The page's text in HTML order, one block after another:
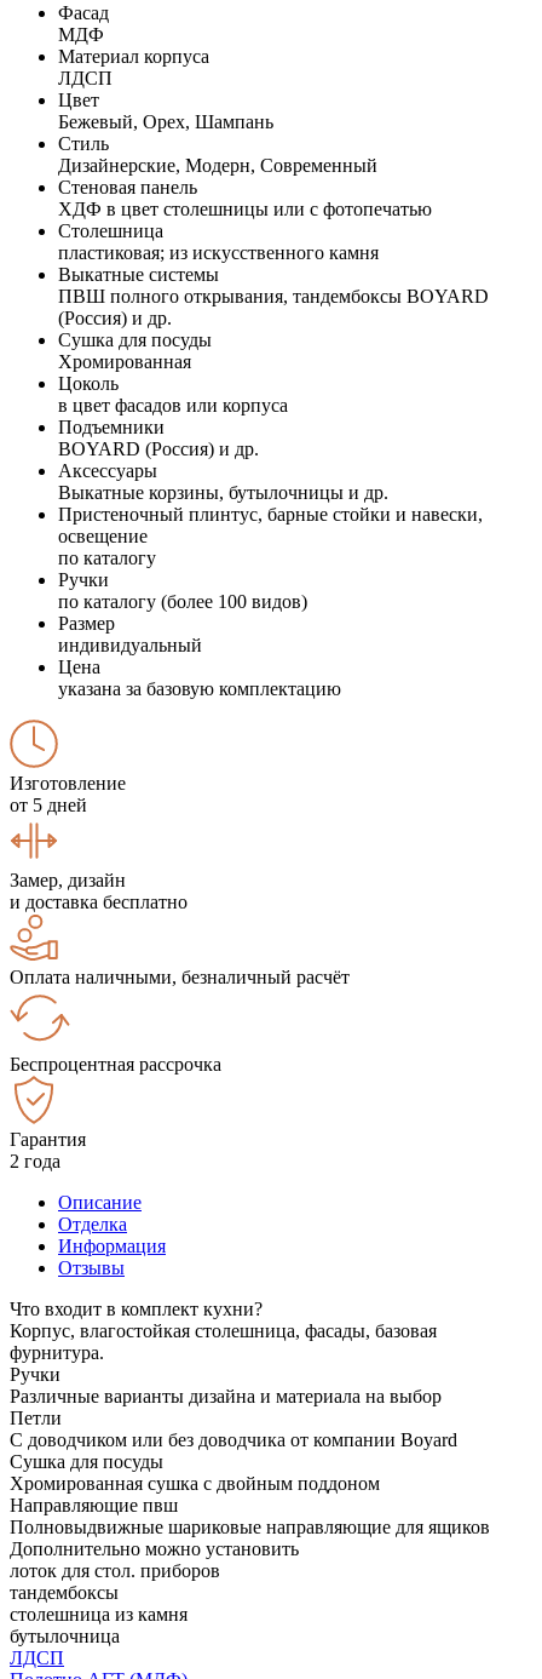
Фасад
МДФ
Материал корпуса
ЛДСП
Цвет
Бежевый, Орех, Шампань
Стиль
Дизайнерские, Модерн, Современный
Стеновая панель
ХДФ в цвет столешницы или с фотопечатью
Столешница
пластиковая; из искусственного камня
Выкатные системы
ПВШ полного открывания, тандембоксы BOYARD
(Россия) и др.
Сушка для посуды
Хромированная
Цоколь
в цвет фасадов или корпуса
Подъемники
BOYARD (Россия) и др.
Аксессуары
Выкатные корзины, бутылочницы и др.
Пристеночный плинтус, барные стойки и навески,
освещение
по каталогу
Ручки
по каталогу (более 100 видов)
Размер
индивидуальный
Цена
указана за базовую комплектацию
Изготовление
от 5 дней
Замер, дизайн
и доставка бесплатно
Оплата наличными, безналичный расчёт
Беспроцентная рассрочка
Гарантия
2 года
Описание
Отделка
Информация
Отзывы
Что входит в комплект кухни?
Корпус, влагостойкая столешница, фасады, базовая
фурнитура.
Ручки
Различные варианты дизайна и материала на выбор
Петли
С доводчиком или без доводчика от компании Boyard
Сушка для посуды
Хромированная сушка с двойным поддоном
Направляющие пвш
Полновыдвижные шариковые направляющие для ящиков
Дополнительно можно установить
лоток для стол. приборов
тандембоксы
столешница из камня
бутылочница
ЛДСП